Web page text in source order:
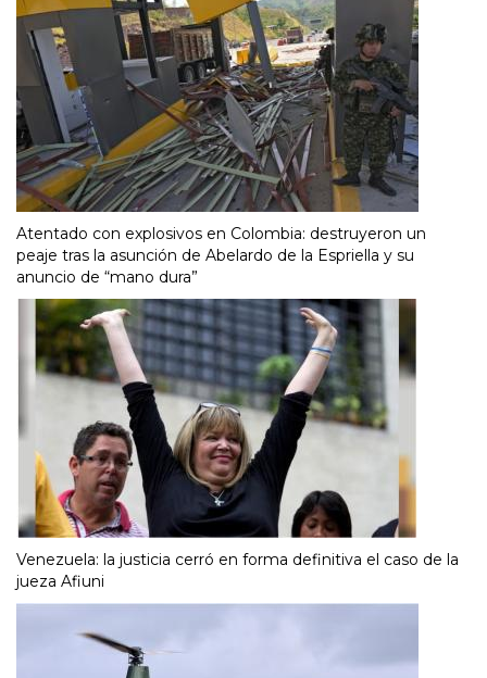
Atentado con explosivos en Colombia: destruyeron un
peaje tras la asunción de Abelardo de la Espriella y su
anuncio de “mano dura”
Venezuela: la justicia cerró en forma definitiva el caso de la
jueza Afiuni